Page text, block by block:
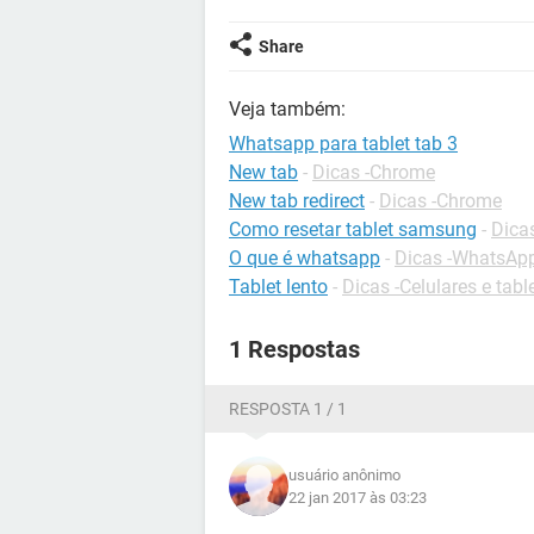
Share
Veja também:
Whatsapp para tablet tab 3
New tab - Dicas -Chrome
New tab redirect - Dicas -Chrome
Como resetar tablet samsung -
O que é whatsapp - Dicas -
Tablet lento - Dicas -Celulares e
1 Respostas
RESPOSTA 1 / 1
usuário anônimo
22 jan 2017 às 03:23